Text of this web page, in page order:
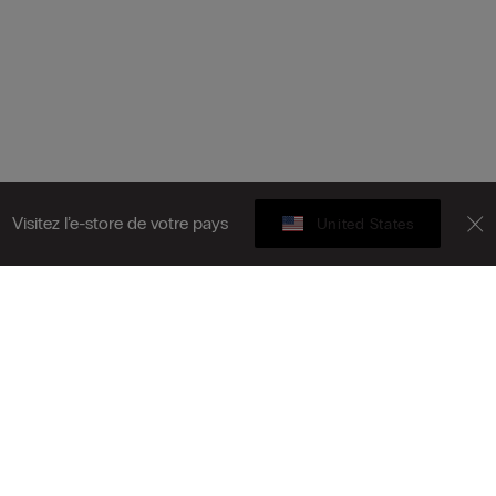
Visitez l’e-store de votre pays United States